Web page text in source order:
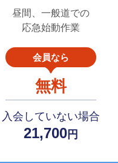
昼間、一般道での
応急始動作業
会員なら
無料
入会していない場合
21,700 円